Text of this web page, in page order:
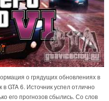
о грядущих обновлениях в
GTA 6. Источник успел отлично
его прогнозов сбылись. Со слов